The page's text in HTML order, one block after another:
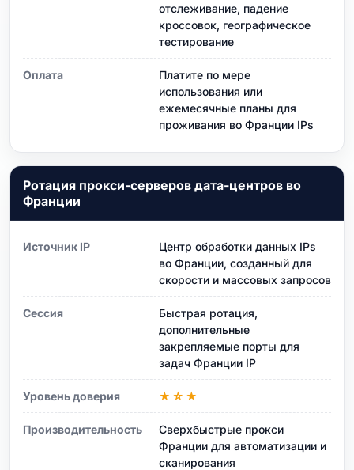
отслеживание, падение
кроссовок, географическое
тестирование
Оплата
Платите по мере
использования или
ежемесячные планы для
проживания во Франции IPs
Ротация прокси-серверов дата-центров во
Франции
Источник IP
Центр обработки данных IPs
во Франции, созданный для
скорости и массовых запросов
Сессия
Быстрая ротация,
дополнительные
закрепляемые порты для
задач Франции IP
Уровень доверия ★☆★
Производительность
Сверхбыстрые прокси
Франции для автоматизации и
сканирования